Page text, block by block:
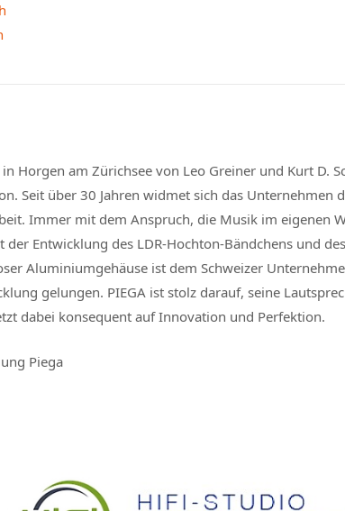
Horgen am Zürichsee von Leo Greiner und Kurt D.
Seit über 30 Jahren widmet sich das Unternehmen
Immer mit dem Anspruch, die Musik im eigenen
Entwicklung des LDR-Hochton-Bändchens und
Aluminiumgehäuse ist dem Schweizer
gelungen. PIEGA ist stolz darauf, seine
dabei konsequent auf Innovation und Perfektion.
Piega